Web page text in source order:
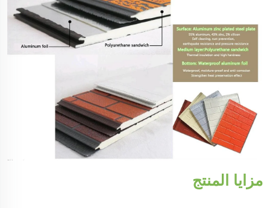
مزايا المنتج